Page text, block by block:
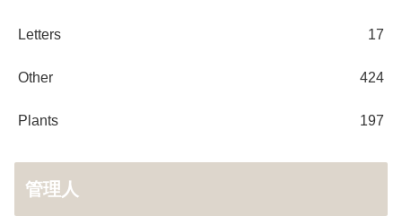
Letters 17
Other 424
Plants 197
管理人